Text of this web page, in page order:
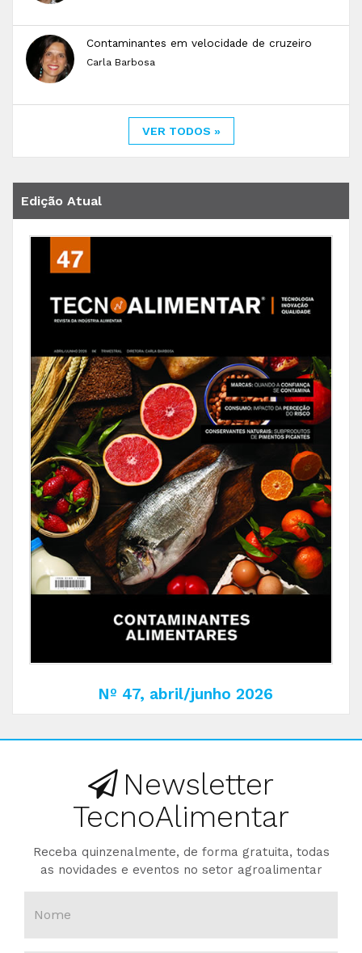
Contaminantes em velocidade de cruzeiro
Carla Barbosa
VER TODOS »
Edição Atual
Nº 47, abril/junho 2026
Newsletter
TecnoAlimentar
Receba quinzenalmente, de forma gratuita, todas
as novidades e eventos no setor agroalimentar